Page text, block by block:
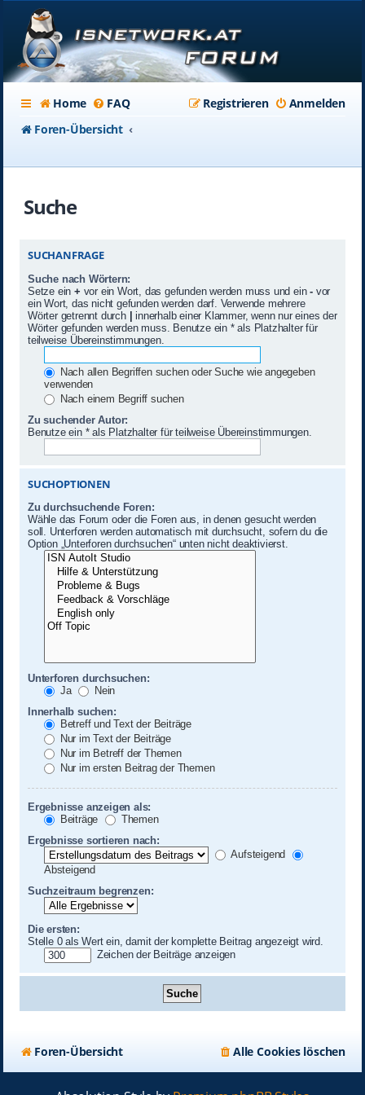
Home FAQ Anmelden
Registrieren
Foren-Übersicht
Suche
SUCHANFRAGE
Suche nach Wörtern:
Setze ein + vor ein Wort, das gefunden werden muss und ein-vor
ein Wort, das nicht gefunden werden darf. Verwende mehrere
Wörter getrennt durch | innerhalb einer Klammer, wenn nur eines der
Wörter gefunden werden muss. Benutze ein * als Platzhalter für
teilweise Übereinstimmungen.
Nach allen Begriffen suchen oder Suche wie angegeben
verwenden
Nach einem Begriff suchen
Zu suchender Autor:
Benutze ein * als Platzhalter für teilweise Übereinstimmungen.
SUCHOPTIONEN
Zu durchsuchende Foren:
Wähle das Forum oder die Foren aus, in denen gesucht werden
soll. Unterforen werden automatisch mit durchsucht, sofern du die
Option „Unterforen durchsuchen“ unten nicht deaktivierst.
Unterforen durchsuchen:
Ja
Nein
Innerhalb suchen:
Betreff und Text der Beiträge
Nur im Text der Beiträge
Nur im Betreff der Themen
Nur im ersten Beitrag der Themen
Ergebnisse anzeigen als:
Beiträge
Themen
Ergebnisse sortieren nach:
Aufsteigend
Absteigend
Suchzeitraum begrenzen:
Die ersten:
Stelle 0 als Wert ein, damit der komplette Beitrag angezeigt wird.
Zeichen der Beiträge anzeigen
Foren-Übersicht Alle Cookies löschen